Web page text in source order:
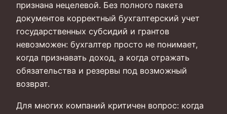
признана нецелевой. Без полного пакета
документов корректный бухгалтерский учет
государственных субсидий и грантов
невозможен: бухгалтер просто не понимает,
когда признавать доход, а когда отражать
обязательства и резервы под возможный
возврат.
Для многих компаний критичен вопрос: когда